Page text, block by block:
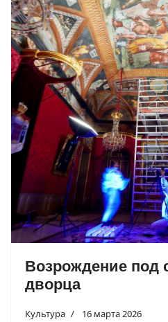
Возрождение под
дворца
Культура 16 марта 2026